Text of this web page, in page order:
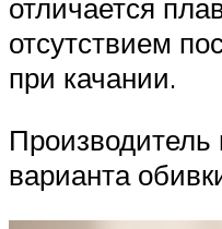
отличается
отсутствием
при качании.
Производитель
варианта